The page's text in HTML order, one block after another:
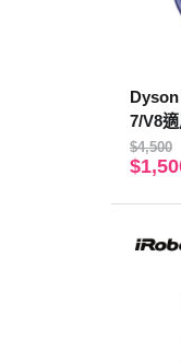
7/V8
$4,500